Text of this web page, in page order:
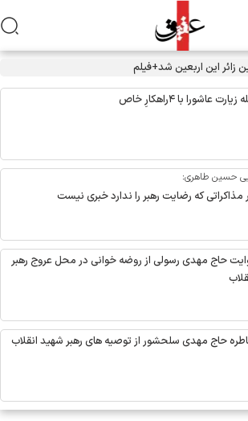
این اربعین شد+فیلم
عاشورا با ۴راهکارِ خاص
حسین طاهری:
که رضایت رهبر را ندارد خبری نیست
حاج مهدی رسولی از روضه خوانی در محل عروج رهبر
حاج مهدی سلحشور از توصیه های رهبر شهید انقلاب